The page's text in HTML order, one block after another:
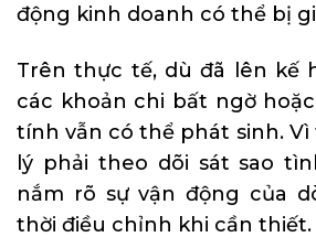
động kinh doanh có thể bị
Trên thực tế, dù đã lên kế
các khoản chi bất ngờ
tính vẫn có thể phát sinh. Vì
lý phải theo dõi sát sao
nắm rõ sự vận động của
thời điều chỉnh khi cần thiết.